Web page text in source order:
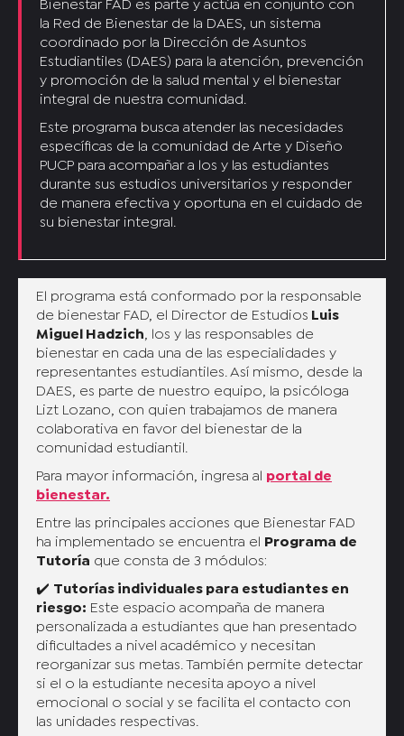
Bienestar FAD es parte y actúa en conjunto con
la Red de Bienestar de la DAES, un sistema
coordinado por la Dirección de Asuntos
Estudiantiles (DAES) para la atención, prevención
y promoción de la salud mental y el bienestar
integral de nuestra comunidad.
Este programa busca atender las necesidades
específicas de la comunidad de Arte y Diseño
PUCP para acompañar a los y las estudiantes
durante sus estudios universitarios y responder
de manera efectiva y oportuna en el cuidado de
su bienestar integral.
El programa está conformado por la responsable
de bienestar FAD, el Director de Estudios Luis
Miguel Hadzich , los y las responsables de
bienestar en cada una de las especialidades y
representantes estudiantiles. Así mismo, desde la
DAES, es parte de nuestro equipo, la psicóloga
Lizt Lozano, con quien trabajamos de manera
colaborativa en favor del bienestar de la
comunidad estudiantil.
Para mayor información, ingresa al portal de
bienestar.
Entre las principales acciones que Bienestar FAD
ha implementado se encuentra el
Programa de
Tutoría que consta de 3 módulos:
✔️ Tutorías individuales para estudiantes en
riesgo: Este espacio acompaña de manera
personalizada a estudiantes que han presentado
dificultades a nivel académico y necesitan
reorganizar sus metas. También permite detectar
si el o la estudiante necesita apoyo a nivel
emocional o social y se facilita el contacto con
las unidades respectivas.